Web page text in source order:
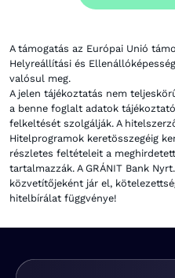
A támogatás az Európai Unió
Helyreállítási és
valósul meg.
A jelen tájékoztatás nem
a benne foglalt adatok
felkeltését szolgálják. A
Hitelprogramok keretösszegéig
részletes feltételeit a
tartalmazzák. A GRÁNIT Bank
közvetítőjeként jár el,
hitelbírálat függvénye!